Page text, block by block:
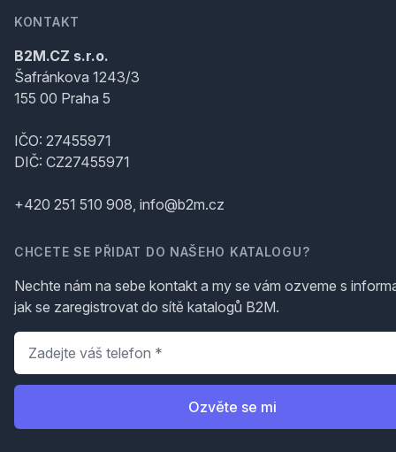
KONTAKT
B2M.CZ s.r.o.
Šafránkova 1243/3
155 00 Praha 5
IČO: 27455971
DIČ: CZ27455971
+420 251 510 908, info@b2m.cz
CHCETE SE PŘIDAT DO NAŠEHO KATALOGU?
Nechte nám na sebe kontakt a my se vám ozveme s
jak se zaregistrovat do sítě katalogů B2M.
Telefon
Ozvěte se mi